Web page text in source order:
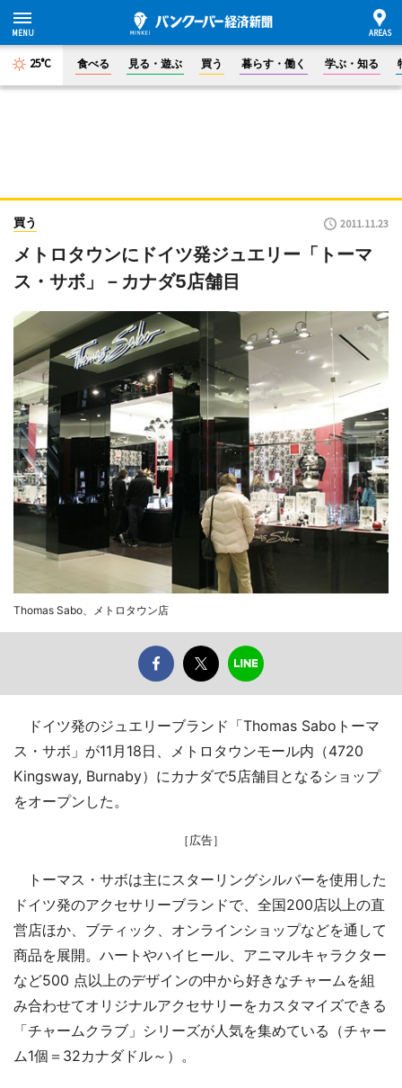
25°C 食べる 見る・遊ぶ 買う 暮らす・働く 学ぶ・知る
買う 2011.11.23
メトロタウンにドイツ発ジュエリー「トーマ
ス・サボ」－カナダ5店舗目
Thomas Sabo、メトロタウン店
ドイツ発のジュエリーブランド「Thomas Saboトーマ
ス・サボ」が11月18日、メトロタウンモール内（4720
Kingsway, Burnaby）にカナダで5店舗目となるショップ
をオープンした。
［広告］
トーマス・サボは主にスターリングシルバーを使用した
ドイツ発のアクセサリーブランドで、全国200店以上の直
営店ほか、ブティック、オンラインショップなどを通して
商品を展開。ハートやハイヒール、アニマルキャラクター
など500 点以上のデザインの中から好きなチャームを組
み合わせてオリジナルアクセサリーをカスタマイズできる
「チャームクラブ」シリーズが人気を集めている（チャー
ム1個＝32カナダドル～）。